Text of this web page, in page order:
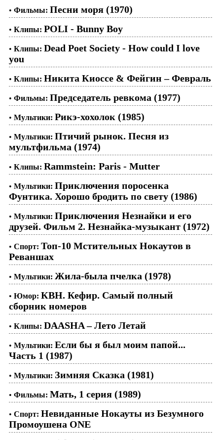
• Фильмы: Песни моря (1970)
• Клипы: POLI - Bunny Boy
• Клипы: Dead Poet Society - How could I love
you
• Клипы: Никита Киоссе & Фейгин – Февраль
• Фильмы: Председатель ревкома (1977)
• Мультики: Рикэ-хохолок (1985)
• Мультики: Птичий рынок. Песня из
мультфильма (1974)
• Клипы: Rammstein: Paris - Mutter
• Мультики: Приключения поросенка
Фунтика. Хорошо бродить по свету (1986)
• Мультики: Приключения Незнайки и его
друзей. Фильм 2. Незнайка-музыкант (1972)
• Спорт: Топ-10 Мстительных Нокаутов в
Реваншах
• Мультики: Жила-была пчелка (1978)
• Юмор: КВН. Кефир. Самый полный
сборник номеров
• Клипы: DAASHA – Лето Летай
• Мультики: Если бы я был моим папой...
Часть 1 (1987)
• Мультики: Зимняя Сказка (1981)
• Фильмы: Мать, 1 серия (1989)
• Спорт: Невиданные Нокауты из Безумного
Промоушена ONE